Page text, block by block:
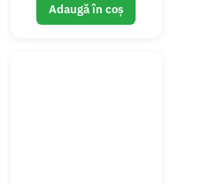
Adaugă în coș